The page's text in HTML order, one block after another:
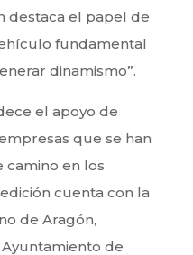
destaca el papel de
fundamental
dinamismo”.
el apoyo de
que se han
camino en los
cuenta con la
de Aragón,
de